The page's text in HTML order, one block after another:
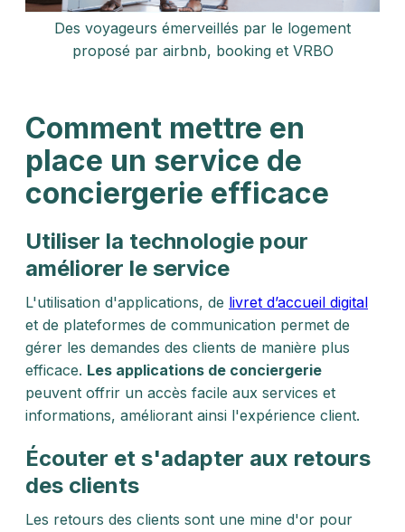
Des voyageurs émerveillés par le logement
proposé par airbnb, booking et VRBO
Comment mettre en
place un service de
conciergerie efficace
Utiliser la technologie pour
améliorer le service
L'utilisation d'applications, de livret d’accueil digital
et de plateformes de communication permet de
gérer les demandes des clients de manière plus
efficace. Les applications de conciergerie
peuvent offrir un accès facile aux services et
informations, améliorant ainsi l'expérience client.
Écouter et s'adapter aux retours
des clients
Les retours des clients sont une mine d'or pour